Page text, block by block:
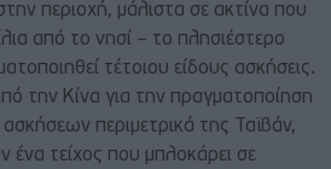
περιοχή, μάλιστα σε ακτίνα που
από το νησί – το πλησιέστερο
τέτοιου είδους ασκήσεις.
την Κίνα για την πραγματοποίηση
περιμετρικά της Ταϊβάν,
ένα τείχος που μπλοκάρει σε